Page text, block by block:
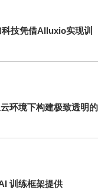
技凭借Alluxio实现训
环境下构建极致透明的
训练框架提供